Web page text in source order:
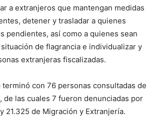
a extranjeros que mantengan medidas
detener y trasladar a quienes
pendientes, así como a quienes sean
de flagrancia e individualizar y
extranjeras fiscalizadas.
con 76 personas consultadas de
de las cuales 7 fueron denunciadas por
21.325 de Migración y Extranjería.